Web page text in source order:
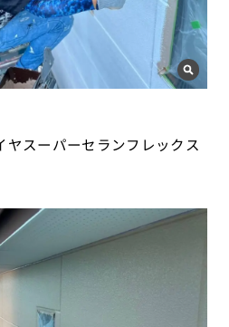
スーパーセランフレックス